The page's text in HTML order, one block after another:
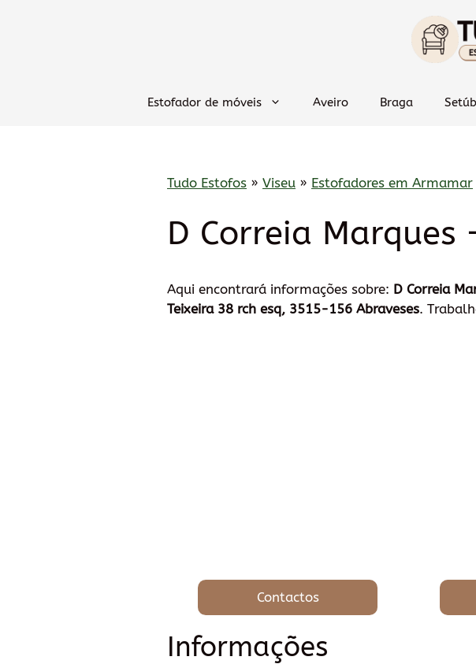
Estofador de móveis Aveiro Braga
Tudo Estofos » Viseu » Estofadores em Armamar
D Correia Marques
Aqui encontrará informações sobre: D Correia
Teixeira 38 rch esq, 3515-156 Abraveses.
Contactos
Informações